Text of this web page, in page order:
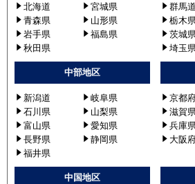
北海道
宮城県
青森県
山形県
岩手県
福島県
秋田県
群馬道
栃木
茨城
埼玉
中部地区
新潟道
岐阜県
石川県
山梨県
富山県
愛知県
長野県
静岡県
福井県
京都
滋賀
兵庫
大阪
中国地区